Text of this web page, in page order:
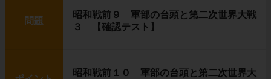
問題
昭和戦前９ 軍部の台頭と第二次世界大戦
３ 【確認テスト】
昭和戦前１０ 軍部の台頭と第二次世界大